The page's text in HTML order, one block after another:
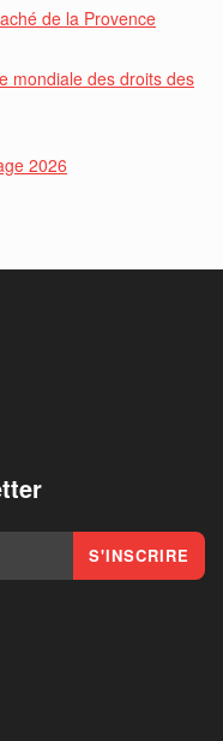
de la Provence
mondiale des droits des
2026